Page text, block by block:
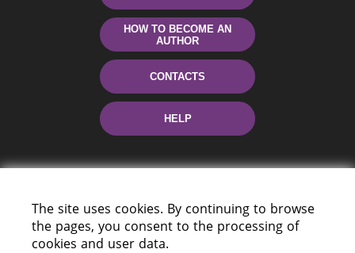
HOW TO BECOME AN
AUTHOR
CONTACTS
HELP
The site uses cookies. By continuing to browse
the pages, you consent to the processing of
cookies and user data.